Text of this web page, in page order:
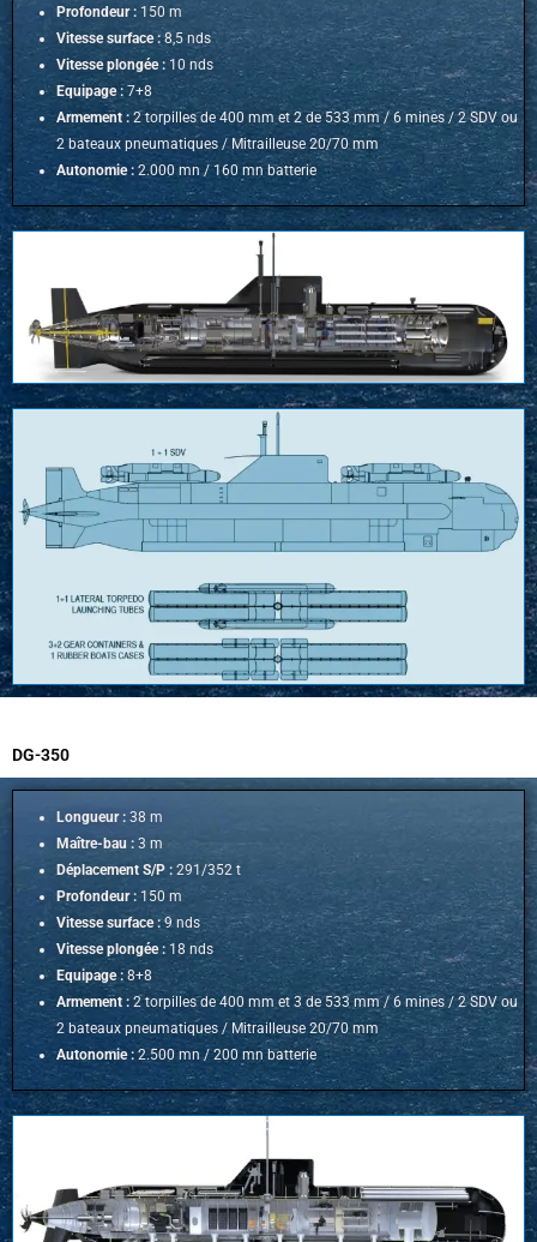
Profondeur : 150 m
Vitesse surface :8,5 nds
Vitesse plongée : 10 nds
Equipage :7+8
Armement : 2 torpilles de 400 mm et 2 de 533 mm / 6 mines / 2 SDV ou
2 bateaux pneumatiques / Mitrailleuse 20/70 mm
Autonomie : 2.000 mn /160 mn batterie
DG-350
Longueur : 38 m
Maître-bau : 3 m
Déplacement S/P : 291/352 t
Profondeur : 150 m
Vitesse surface :9 nds
Vitesse plongée : 18 nds
Equipage : 8+8
Armement : 2 torpilles de 400 mm et 3 de 533 mm / 6 mines / 2 SDV ou
2 bateaux pneumatiques / Mitrailleuse 20/70 mm
Autonomie : 2.500 mn / 200 mn batterie